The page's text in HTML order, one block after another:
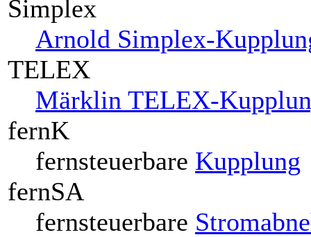
Simplex
Arnold Simplex-
TELEX
Märklin TELEX-
fernK
fernsteuerbare Kupplung
fernSA
fernsteuerbare